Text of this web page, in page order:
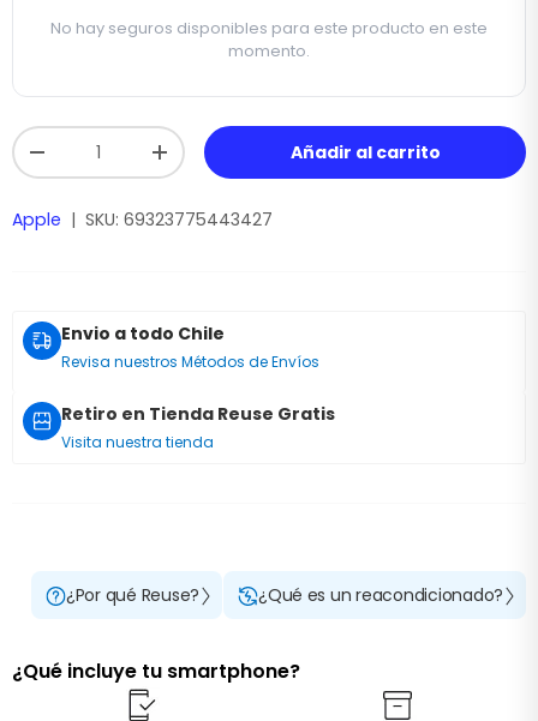
No hay seguros disponibles para este producto en este
momento.
Cant.
-
+ Añadir al carrito
Apple | SKU: 69323775443427
Envio a todo Chile
Revisa nuestros Métodos de Envíos
Retiro en Tienda Reuse Gratis
Visita nuestra tienda
¿Por qué Reuse? ¿Qué es un reacondicionado?
¿Qué incluye tu smartphone?